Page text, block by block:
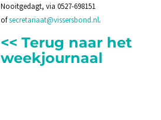
Nooitgedagt, via 0527-698151
ofsecretariaat@vissersbond.nl.
<< Terug naar het
weekjournaal